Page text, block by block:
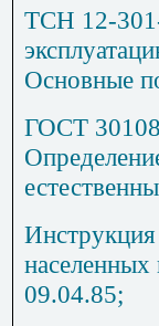
ТСН 12-
Основные
ГОСТ
09.04.85;